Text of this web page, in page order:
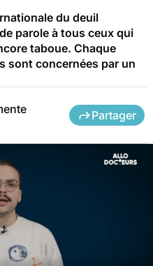
du deuil
parole à tous ceux qui
taboue. Chaque
sont concernées par un
Partager